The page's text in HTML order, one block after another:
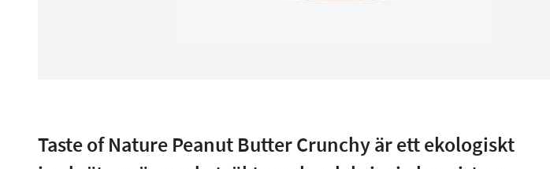
Taste of Nature Peanut Butter Crunchy är ett ekologiskt